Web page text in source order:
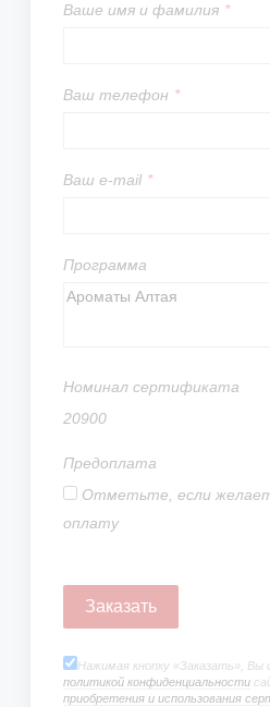
Вашe имя и фамилия *
Ваш телефон *
Ваш e-mail *
Программа
Номинал сертификата
20900
Предоплата
Отметьте, если
оплату
Нажимая кнопку «Заказать», Вы
политикой конфиденциальности
приобретения и использования